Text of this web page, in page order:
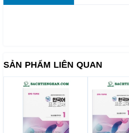
SẢN PHẨM LIÊN QUAN